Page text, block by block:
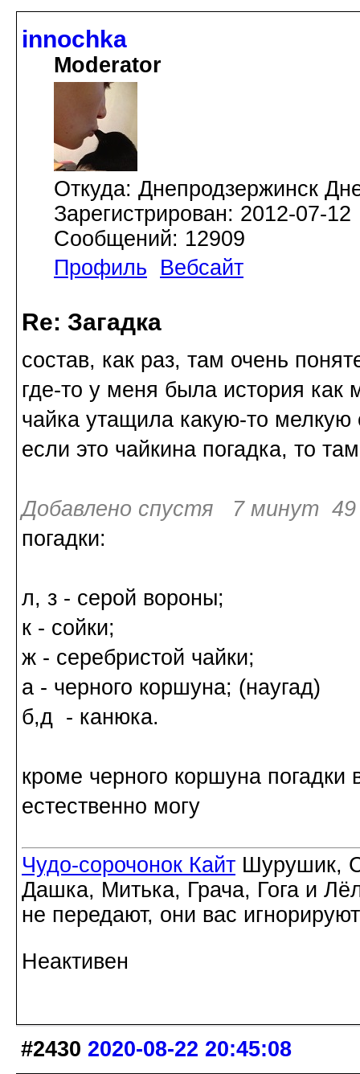
innochka
Moderator
Откуда: Днепродзержинск
Зарегистрирован: 2012-07-12
Сообщений: 12909
Профиль
Вебсайт
Re: Загадка
состав, как раз, там очень
где-то у меня была история как
чайка утащила какую-то мелкую
если это чайкина погадка, то
Добавлено спустя 7 минут 49
погадки:
л, з - серой вороны;
к - сойки;
ж - серебристой чайки;
а - черного коршуна; (наугад)
б,д - канюка.
кроме черного коршуна
естественно могу
Чудо-сорочонок Кайт Шурушик,
Дашка, Митька, Грача, Гога и
не передают, они вас игнорируют
Неактивен
#2430 2020-08-22 20:45:08